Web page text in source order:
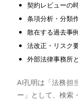
契約レビューの
条項分析・分類
散在する過去事
法改正・リスク
外部法律事務所
AI孔明は「法務担
ー」として、検索